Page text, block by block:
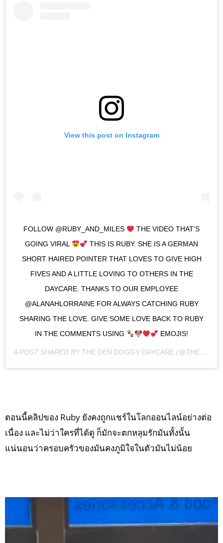
View this post on Instagram
FOLLOW @RUBY_AND_MILES
THE VIDEO THAT’S
GOING VIRAL
THIS IS RUBY. SHE IS A GERMAN
SHORT HAIRED POINTER THAT LOVES TO GIVE HIGH
FIVES AND A LITTLE LOVING TO OTHERS IN THE
DAYCARE. THANKS TO OUR EMPLOYEE
@ALANAHLORRAINE FOR ALWAYS CATCHING RUBY
SHARING THE LOVE. GIVE SOME LOVE BACK TO RUBY
IN THE COMMENTS USING
EMOJIS!
A POST SHARED BYTHE DEN DOGGY DAYCARE (@THEDENBURLINGTON) ON
ตอนนี้คลิปของ Ruby ยังคงถูกแชร์ในโลกออนไลน์อย่างต่อ
เนื่อง และไม่ว่าใครที่ได้ดู ก็มักจะตกหลุมรักมันทั้งนั้น
แน่นอนว่าครอบครัวของมันคงภูมิใจในตัวมันไม่น้อย